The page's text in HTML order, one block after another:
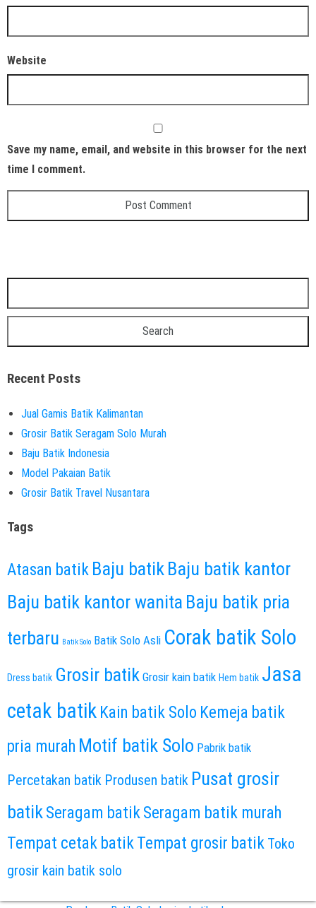
Website
Save my name, email, and website in this browser for the next
time I comment.
Recent Posts
Jual Gamis Batik Kalimantan
Grosir Batik Seragam Solo Murah
Baju Batik Indonesia
Model Pakaian Batik
Grosir Batik Travel Nusantara
Tags
Atasan batik Baju batik Baju batik kantor
Baju batik kantor wanita Baju batik pria
terbaru Batik Solo Batik Solo Asli Corak batik Solo
Dress batik Grosir batik Grosir kain batik Hem batik Jasa
cetak batik Kain batik Solo Kemeja batik
pria murah Motif batik Solo Pabrik batik
Percetakan batik Produsen batik Pusat grosir
batik Seragam batikSeragam batik murah
Tempat cetak batikTempat grosir batik Toko
grosir kain batik solo